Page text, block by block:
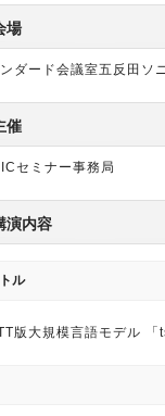
場
ダード会議室五反田
催
セミナー事務局
演内容
ル
版大規模言語モデル 「